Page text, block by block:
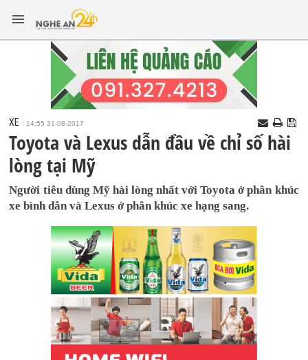
XE 14:55 31-08-2017
Toyota và Lexus dẫn đầu về chỉ số hài
lòng tại Mỹ
Người tiêu dùng Mỹ hài lòng nhất với Toyota ở phân khúc
xe bình dân và Lexus ở phân khúc xe hạng sang.